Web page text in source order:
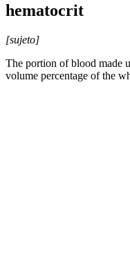
hematocrit
[sujeto]
The portion of blood made
volume percentage of the